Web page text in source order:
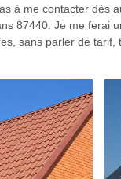
à me contacter dès
87440. Je me ferai
sans parler de